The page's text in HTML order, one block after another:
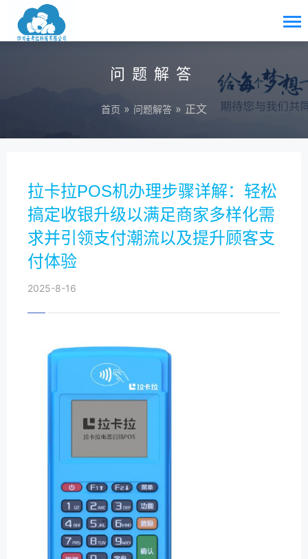
问题解答
首页 » 问题解答 » 正文
拉卡拉POS机办理步骤详解：轻松
搞定收银升级以满足商家多样化需
求并引领支付潮流以及提升顾客支
付体验
2025-8-16